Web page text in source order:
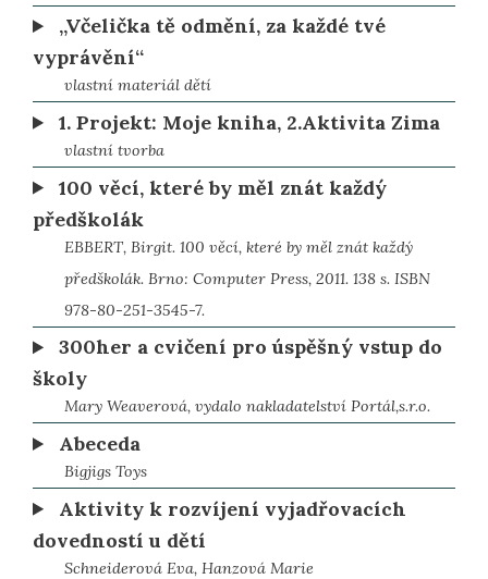
„Včelička tě odmění, za každé tvé
vyprávění“
vlastní materiál dětí
1. Projekt: Moje kniha, 2.Aktivita Zima
vlastní tvorba
100 věcí, které by měl znát každý
předškolák
EBBERT, Birgit. 100 věcí, které by měl znát každý
předškolák. Brno: Computer Press, 2011. 138 s. ISBN
978-80-251-3545-7.
300her a cvičení pro úspěšný vstup do
školy
Mary Weaverová, vydalo nakladatelství Portál,s.r.o.
Abeceda
Bigjigs Toys
Aktivity k rozvíjení vyjadřovacích
dovedností u dětí
Schneiderová Eva, Hanzová Marie